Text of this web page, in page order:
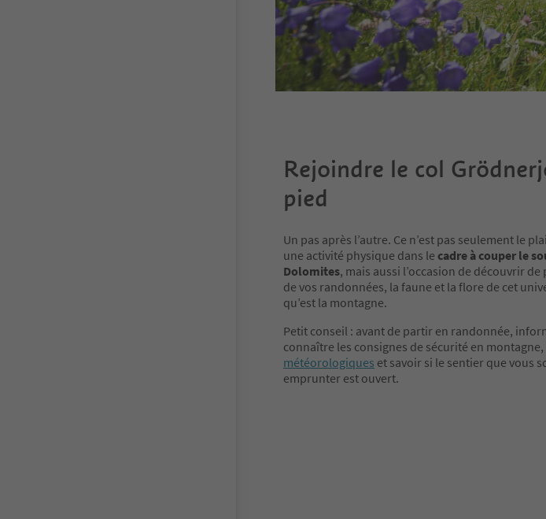
Rejoindre le col
pied
Un pas après l’autre. Ce n’est pas seulement le
une activité physique dans le cadre à couper le
Dolomites, mais aussi l’occasion de découvrir
de vos randonnées, la faune et la flore de cet
qu’est la montagne.
Petit conseil : avant de partir en randonnée,
connaître les consignes de sécurité en montagne,
météorologiques et savoir si le sentier que vous
emprunter est ouvert.